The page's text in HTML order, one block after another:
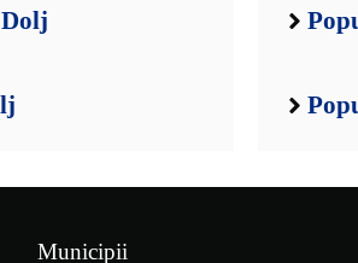
Municipii